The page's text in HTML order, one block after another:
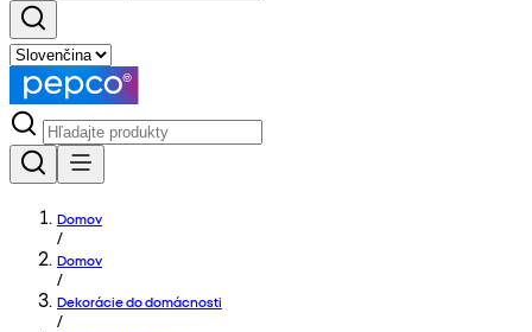
Domov
/
Domov
/
Dekorácie do domácnosti
/